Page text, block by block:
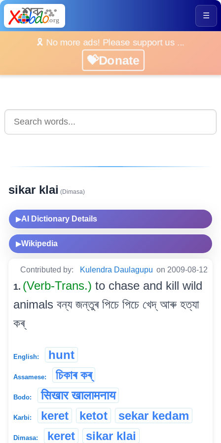
☰
🎗️ No more ads! Please support us ...
💝Donate
sikar klai (Dimasa)
▶AI Dictionary Details
▶Wikipedia
Contributed by: Kulendra Daulagupu on 2009-08-12
1. (Verb-Trans.) to chase and kill wild
animals বন্য জন্তুৰ পিচে পিচে খেদ্ আৰু হত্যা
কৰ্
English: hunt
Assamese: চিকাৰ কৰ্
Bodo: सिखार खालामनाय
Karbi: keret ketot sekar kedam
Dimasa: keret sikar klai